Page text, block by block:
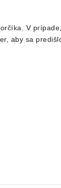
V prípade,
aby sa